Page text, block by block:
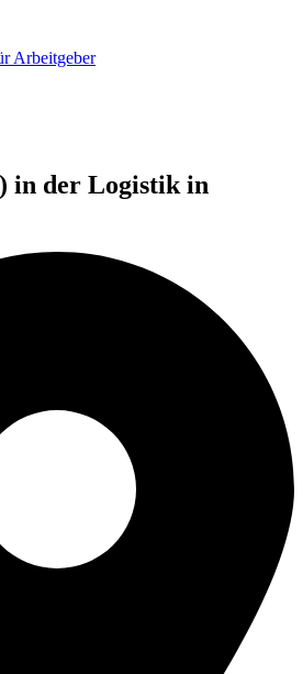
Arbeitgeber
in der Logistik in